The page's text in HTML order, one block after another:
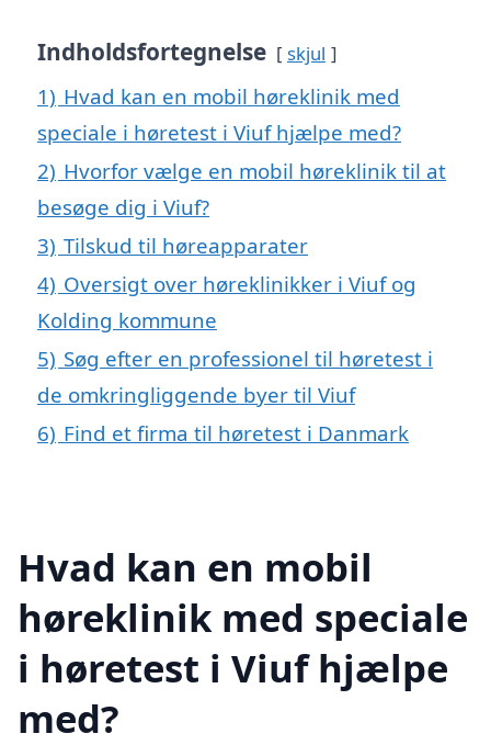
Indholdsfortegnelse skjul
1) Hvad kan en mobil høreklinik med
speciale i høretest i Viuf hjælpe med?
2) Hvorfor vælge en mobil høreklinik til at
besøge dig i Viuf?
3) Tilskud til høreapparater
4) Oversigt over høreklinikker i Viuf og
Kolding kommune
5) Søg efter en professionel til høretest i
de omkringliggende byer til Viuf
6) Find et firma til høretest i Danmark
Hvad kan en mobil
høreklinik med speciale
i høretest i Viuf hjælpe
med?